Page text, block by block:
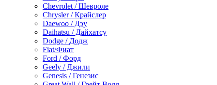
Chevrolet / Шевроле
Chrysler / Крайслер
Daewoo / Дэу
Daihatsu / Дайхатсу
Dodge / Додж
Fiat/Фиат
Ford / Форд
Geely / Джили
Genesis / Генезис